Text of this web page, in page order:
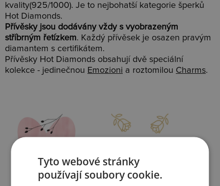
kvality(925/1000). Je to nejbohatší kategorie šperků
Hot Diamonds.
Přívěsky jsou dodávány vždy s vyobrazeným
stříbrným řetízkem. Každý přívěsek je osazen pravým
diamantem s certifikátem.
Přívěsky Hot Diamonds obsahují dvě speciální
kolekce - jedinečnou Emozioni a roztomilou Charms.
Slevy Doprava
Tyto webové stránky
používají soubory cookie.